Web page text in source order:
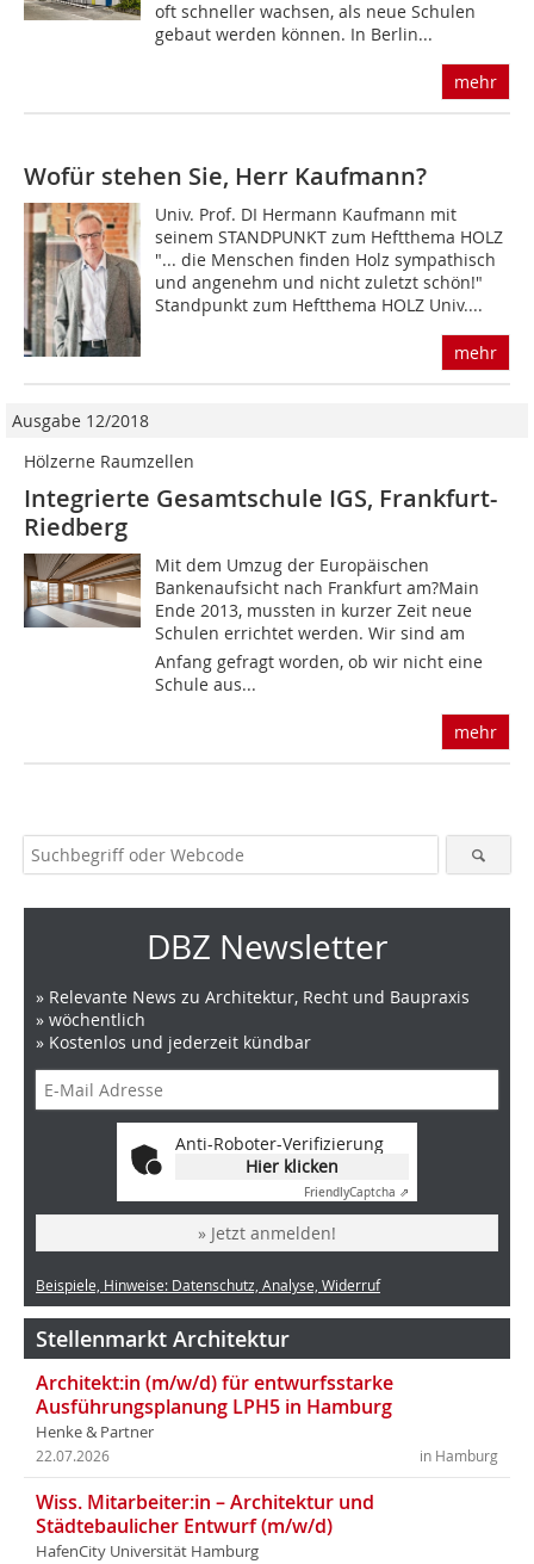
oft schneller wachsen, als neue Schulen
gebaut werden können. In Berlin...
mehr
Wofür stehen Sie, Herr Kaufmann?
Univ. Prof. DI Hermann Kaufmann mit
seinem STANDPUNKT zum Heftthema HOLZ
"... die Menschen finden Holz sympathisch
und angenehm und nicht zuletzt schön!"
Standpunkt zum Heftthema HOLZ Univ....
mehr
Ausgabe 12/2018
Hölzerne Raumzellen
Integrierte Gesamtschule IGS, Frankfurt-
Riedberg
Mit dem Umzug der Europäischen
Bankenaufsicht nach Frankfurt am?Main
Ende 2013, mussten in kurzer Zeit neue
Schulen errichtet werden. Wir sind am
Anfang gefragt worden, ob wir nicht eine
Schule aus...
mehr
DBZ Newsletter
» Relevante News zu Architektur, Recht und Baupraxis
» wöchentlich
» Kostenlos und jederzeit kündbar
Anti-Roboter-Verifizierung
Hier klicken
FriendlyCaptcha ⇗
» Jetzt anmelden!
Beispiele, Hinweise: Datenschutz, Analyse, Widerruf
Stellenmarkt Architektur
Architekt:in (m/w/d) für entwurfsstarke
Ausführungsplanung LPH5 in Hamburg
Henke & Partner
in Hamburg
22.07.2026
Wiss. Mitarbeiter:in – Architektur und
Städtebaulicher Entwurf (m/w/d)
HafenCity Universität Hamburg